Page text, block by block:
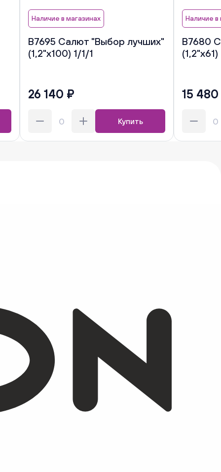
Наличие в магазинах
В7695 Салют "Выбор лучших"
(1,2"х100) 1/1/1
26 140 ₽
Купить
Наличие в
В7680
15